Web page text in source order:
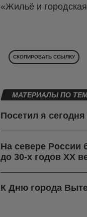
«Жильё и
СКОПИРОВАТЬ ССЫЛКУ
МАТЕРИАЛЫ ПО
Посетил я
На севере России
до 30-х годов ХХ
К Дню города